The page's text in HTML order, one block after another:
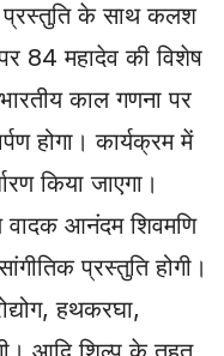
प्रस्तुति के साथ कलश
84 महादेव की विशेष
काल गणना पर
होगा। कार्यक्रम में
किया जाएगा।
वादक आनंदम शिवमणि
प्रस्तुति होगी।
हथकरघा,